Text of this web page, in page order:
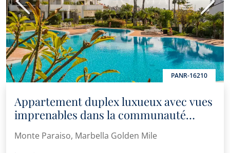
PANR-16210
Précédent
Appartement duplex luxueux avec vues
imprenables dans la communauté
prisée de Monte Paraíso
Monte Paraiso, Marbella Golden Mile